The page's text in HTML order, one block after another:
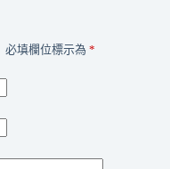
必填欄位標示為 *